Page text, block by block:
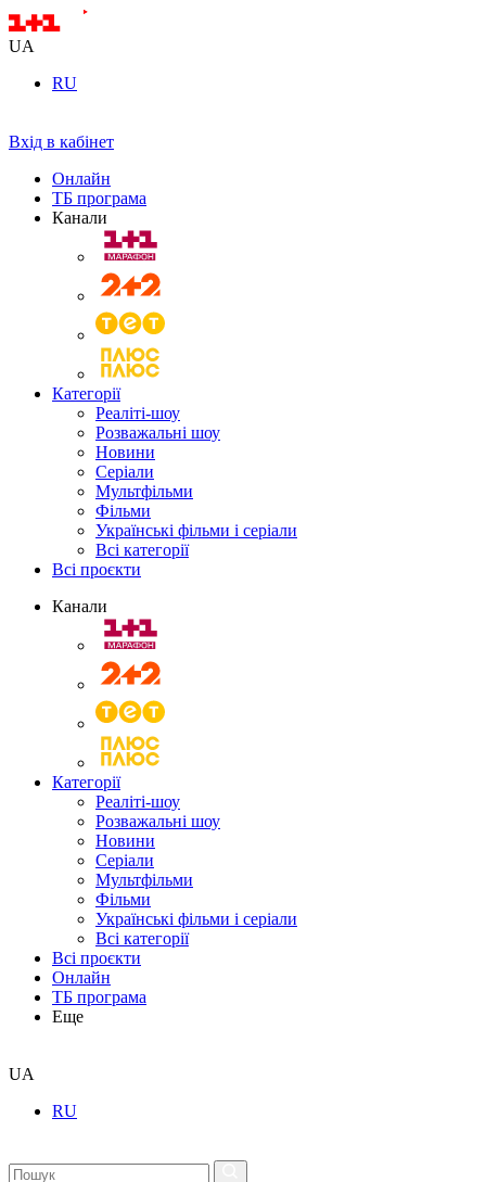
UA
RU
Вхід в кабінет
Онлайн
ТБ програма
Канали
Категорії
Реаліті-шоу
Розважальні шоу
Новини
Серіали
Мультфільми
Фільми
Українські фільми і серіали
Всі категорії
Всі проєкти
Канали
Категорії
Реаліті-шоу
Розважальні шоу
Новини
Серіали
Мультфільми
Фільми
Українські фільми і серіали
Всі категорії
Всі проєкти
Онлайн
ТБ програма
Еще
UA
RU